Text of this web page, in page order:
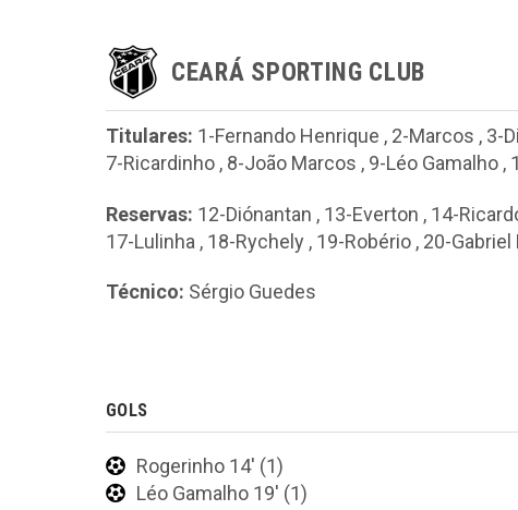
CEARÁ SPORTING CLUB
Titulares: 1-Fernando Henrique , 2-Marcos , 3-
7-Ricardinho , 8-João Marcos , 9-Léo Gamalho ,
Reservas: 12-Diónantan , 13-Everton , 14-
17-Lulinha , 18-Rychely , 19-Robério , 20-Gabriel
Técnico: Sérgio Guedes
GOLS
Rogerinho 14' (1)
Léo Gamalho 19' (1)